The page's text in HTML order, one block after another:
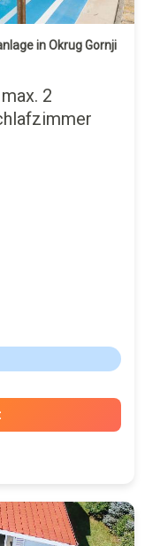
in Okrug Gornji
2